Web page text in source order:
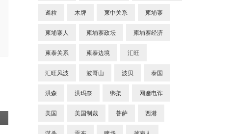
暹粒 木牌 柬中关系 柬埔寨
柬埔寨人 柬埔寨政坛 柬埔寨经济
柬泰关系 柬泰边境 汇旺
汇旺风波 波哥山 波贝 泰国
洪森 洪玛奈 绑架 网赌电诈
美国 美国制裁 菩萨 西港